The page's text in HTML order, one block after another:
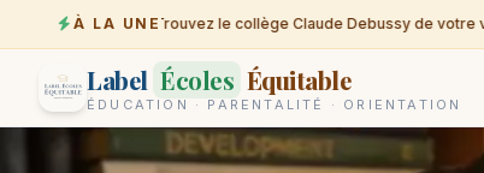
À LA UNE
07-08 Trouvez le collège Claude Debussy de votre ville
Label Écoles Équitable
ÉDUCATION · PARENTALITÉ · ORIENTATION